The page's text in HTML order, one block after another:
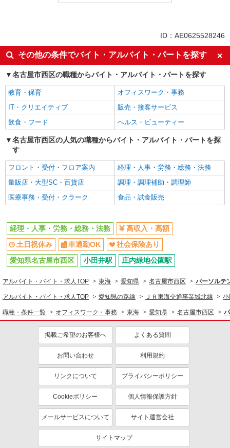
愛知県名古屋市西区／最寄駅：浅間町駅、丸の
内（愛知県）駅
キープ 詳細を見る
社会保険あり
ID：AE0625528246
その他の条件でバイト・アルバイト・パートを探す
名古屋市西区の職種からバイト・アルバイト・パートを探す
教育・保育
オフィスワーク・事務
IT・クリエイティブ
販売・接客サービス
飲食・フード
ヘルス・ビューティー
名古屋市西区の人気の職種からバイト・アルバイト・パートを探
す
フロント・受付・フロア案内
経理・人事・労務・総務・法務
量販店・大型SC・百貨店
調理・調理補助・調理師
医療事務・受付・クラーク
食品・試食販売
経理・人事・労務・総務・法務
高収入・高額
土日祝休み
車通勤OK
社会保険あり
愛知県名古屋市西区
小田井駅 庄内緑地公園駅
アルバイト・バイト・求人TOP 東海 愛知県 名古屋市西区 パーソルテ
アルバイト・バイト・求人TOP 愛知県の路線 ＪＲ東海交通事業城北線
職種・条件一覧 オフィスワーク・事務 東海 愛知県 名古屋市西区
掲載ご希望のお客様へ よくある質問
お問い合わせ 利用規約
リンクについて プライバシーポリシー
Cookieポリシー 個人情報保護方針
メールサービスについて サイト運営会社
サイトマップ